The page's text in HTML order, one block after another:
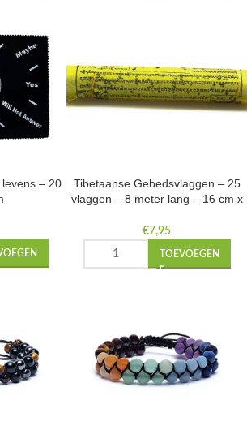
– 20
Tibetaanse Gebedsvlaggen – 25
vlaggen – 8 meter lang – 16 cm x
€7,95
TOEVOEGEN